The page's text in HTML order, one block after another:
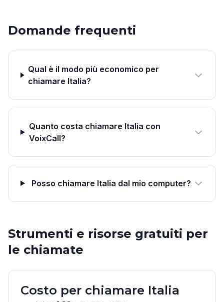
Domande frequenti
Qual è il modo più economico per
chiamare Italia?
Quanto costa chiamare Italia con
VoixCall?
Posso chiamare Italia dal mio computer?
Strumenti e risorse gratuiti per
le chiamate
Costo per chiamare Italia